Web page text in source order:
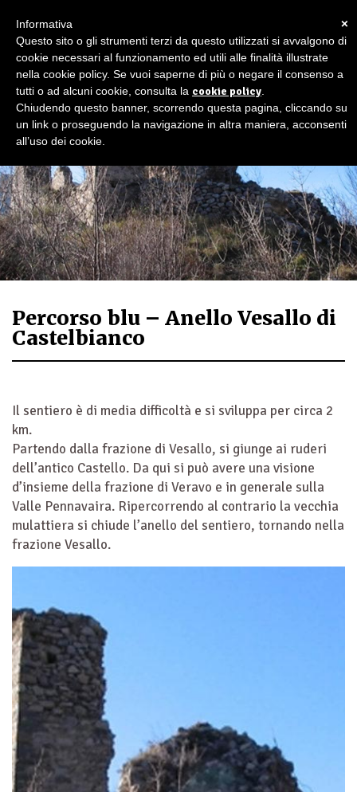
Percorso blu – Anello Vesallo di
Castelbianco
Il sentiero è di media difficoltà e si sviluppa per circa 2
km.
Partendo dalla frazione di Vesallo, si giunge ai ruderi
dell’antico Castello. Da qui si può avere una visione
d’insieme della frazione di Veravo e in generale sulla
Valle Pennavaira. Ripercorrendo al contrario la vecchia
mulattiera si chiude l’anello del sentiero, tornando nella
frazione Vesallo.
×
Informativa
Questo sito o gli strumenti terzi da questo utilizzati si avvalgono di
cookie necessari al funzionamento ed utili alle finalità illustrate
nella cookie policy. Se vuoi saperne di più o negare il consenso a
tutti o ad alcuni cookie, consulta la cookie policy
Chiudendo questo banner, scorrendo questa pagina, cliccando su
un link o proseguendo la navigazione in altra maniera, acconsenti
all’uso dei cookie.